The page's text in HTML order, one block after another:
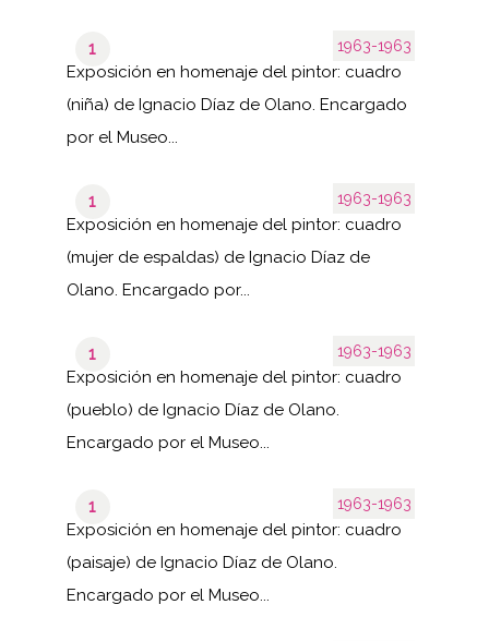
1963-1963
1
Exposición en homenaje del pintor: cuadro
(niña) de Ignacio Díaz de Olano. Encargado
por el Museo...
1963-1963
1
Exposición en homenaje del pintor: cuadro
(mujer de espaldas) de Ignacio Díaz de
Olano. Encargado por...
1963-1963
1
Exposición en homenaje del pintor: cuadro
(pueblo) de Ignacio Díaz de Olano.
Encargado por el Museo...
1963-1963
1
Exposición en homenaje del pintor: cuadro
(paisaje) de Ignacio Díaz de Olano.
Encargado por el Museo...